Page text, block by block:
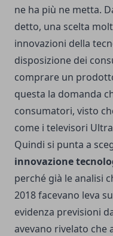
ne ha più ne metta.
detto, una scelta
innovazioni della
disposizione dei
comprare un
questa la domanda
consumatori, visto
come i televisori
Quindi si punta a
innovazione
perché già le analisi
2018 facevano leva
evidenza previsioni
avevano rivelato che